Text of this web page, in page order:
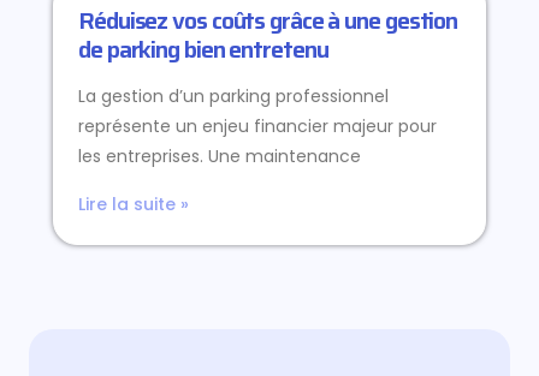
Réduisez vos coûts grâce à une gestion
de parking bien entretenu
La gestion d’un parking professionnel
représente un enjeu financier majeur pour
les entreprises. Une maintenance
Lire la suite »